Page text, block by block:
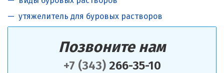
утяжелитель для буровых растворов
Позвоните нам
+7 (343)266-35-10